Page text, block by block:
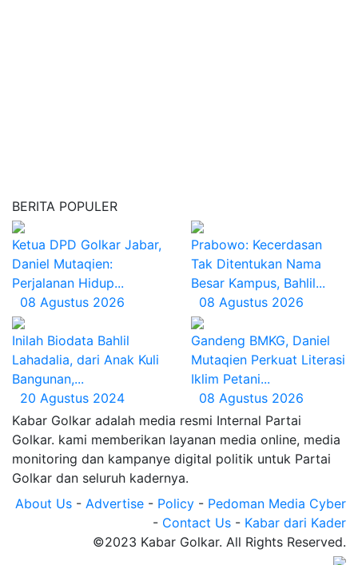
BERITA POPULER
Ketua DPD Golkar Jabar,
Daniel Mutaqien:
Perjalanan Hidup...
08 Agustus 2026
Prabowo: Kecerdasan
Tak Ditentukan Nama
Besar Kampus, Bahlil...
08 Agustus 2026
Inilah Biodata Bahlil
Lahadalia, dari Anak Kuli
Bangunan,...
20 Agustus 2024
Gandeng BMKG, Daniel
Mutaqien Perkuat Literasi
Iklim Petani...
08 Agustus 2026
Kabar Golkar adalah media resmi Internal Partai
Golkar. kami memberikan layanan media online, media
monitoring dan kampanye digital politik untuk Partai
Golkar dan seluruh kadernya.
About Us - Advertise - Policy - Pedoman Media Cyber
- Contact Us - Kabar dari Kader
©2023 Kabar Golkar. All Rights Reserved.